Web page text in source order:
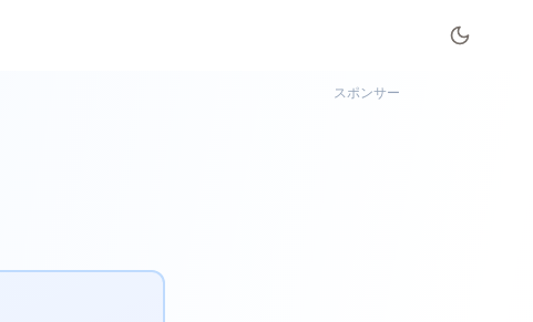
スポンサー